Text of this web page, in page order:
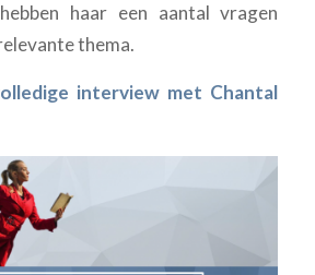
haar een aantal vragen
thema.
interview met Chantal